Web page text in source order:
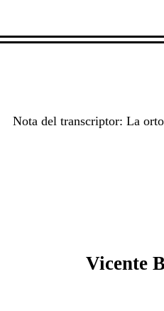
Nota del transcriptor: La
Vicente